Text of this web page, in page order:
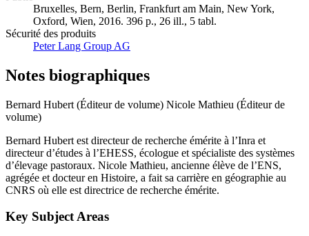
Bruxelles, Bern, Berlin, Frankfurt am Main, New York,
Oxford, Wien, 2016. 396 p., 26 ill., 5 tabl.
Sécurité des produits
Peter Lang Group AG
Notes biographiques
Bernard Hubert (Éditeur de volume) Nicole Mathieu (Éditeur de
volume)
Bernard Hubert est directeur de recherche émérite à l’Inra et
directeur d’études à l’EHESS, écologue et spécialiste des systèmes
d’élevage pastoraux. Nicole Mathieu, ancienne élève de l’ENS,
agrégée et docteur en Histoire, a fait sa carrière en géographie au
CNRS où elle est directrice de recherche émérite.
Key Subject Areas